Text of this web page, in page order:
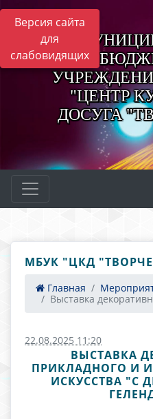
Версия сайта
для
слабовидящих
"ЦЕНТР
ДОСУГА
МБУК "ЦКД
Главная
Выставка
22.08.2025 11:20
ВЫСТАВКА
ПРИКЛАДНОГО И
ИСКУССТВА "С